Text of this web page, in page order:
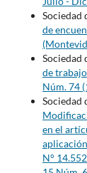
Sociedad
de
Sociedad
de
Núm. 74
Sociedad
en el
N°